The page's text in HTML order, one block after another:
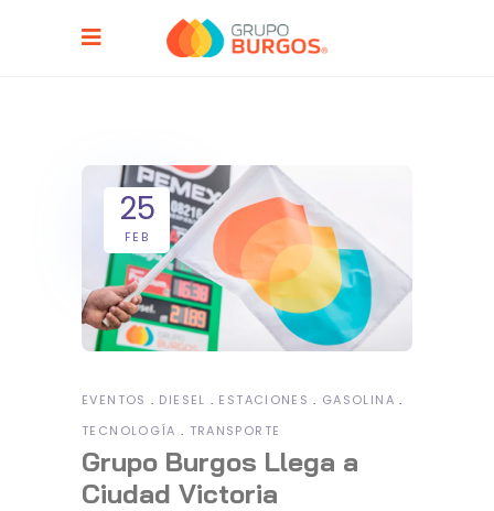
25
FEB
EVENTOS DIESEL ESTACIONES
GASOLINA
TECNOLOGÍA
TRANSPORTE
Grupo Burgos Llega a
Ciudad Victoria